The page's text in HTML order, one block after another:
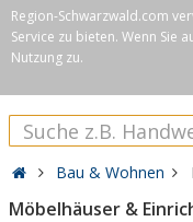
Region-Schwarzwald.com
Service zu bieten. Wenn Sie
Nutzung zu.
Bau & Wohnen
Möbelhäuser &